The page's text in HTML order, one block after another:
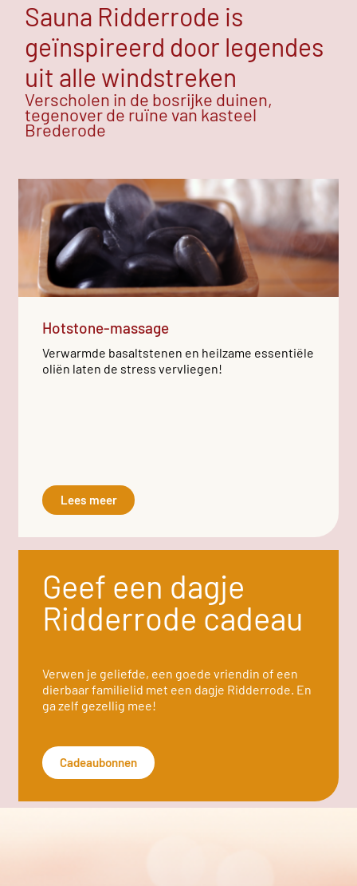
Sauna Ridderrode is
geïnspireerd door legendes
uit alle windstreken
Verscholen in de bosrijke duinen,
tegenover de ruïne van kasteel
Brederode
Hotstone-massage
Verwarmde basaltstenen en heilzame essentiële
oliën laten de stress vervliegen!
Lees meer
Geef een dagje
Ridderrode cadeau
Verwen je geliefde, een goede vriendin of een
dierbaar familielid met een dagje Ridderrode. En
ga zelf gezellig mee!
Cadeaubonnen